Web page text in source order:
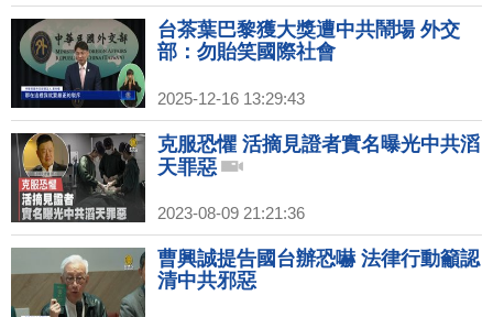
台茶葉巴黎獲大獎遭中共鬧場 外交
部：勿貽笑國際社會
2025-12-16 13:29:43
克服恐懼 活摘見證者實名曝光中共滔
天罪惡
2023-08-09 21:21:36
曹興誠提告國台辦恐嚇 法律行動籲認
清中共邪惡